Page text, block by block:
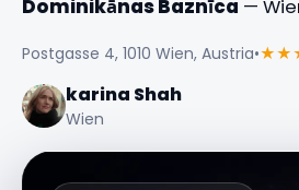
Dominikānas Baznīca —
Postgasse 4, 1010 Wien, Austria•
karina Shah
Wien